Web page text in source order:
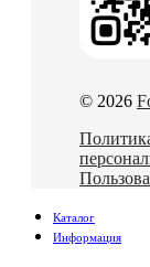
© 2026
Каталог
Информация